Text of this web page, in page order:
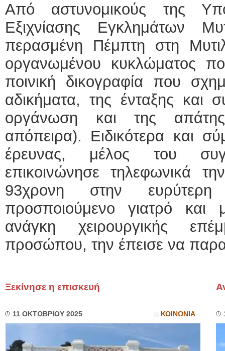
Από αστυνομικούς της
Εξιχνίασης Εγκλημάτων
περασμένη Πέμπτη στη
οργανωμένου κυκλώματος
ποινική δικογραφία που
αδικήματα, της ένταξης και
οργάνωση και της
απόπειρα). Ειδικότερα και
έρευνας, μέλος του
επικοινώνησε τηλεφωνικά
93χρονη στην
προσποιούμενο γιατρό
ανάγκη χειρουργικής
προσώπου, την έπεισε να
Ξεκίνησε η επισκευή
11 ΟΚΤΩΒΡΙΟΥ 2025 ΚΟΙΝΩΝΙΑ